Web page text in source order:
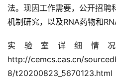
法。现因工作需要，公开招聘
机制研究，以及RNA药物和
实验室详细情
http://cemcs.cas.cn/
8/t20200823_5670123.html